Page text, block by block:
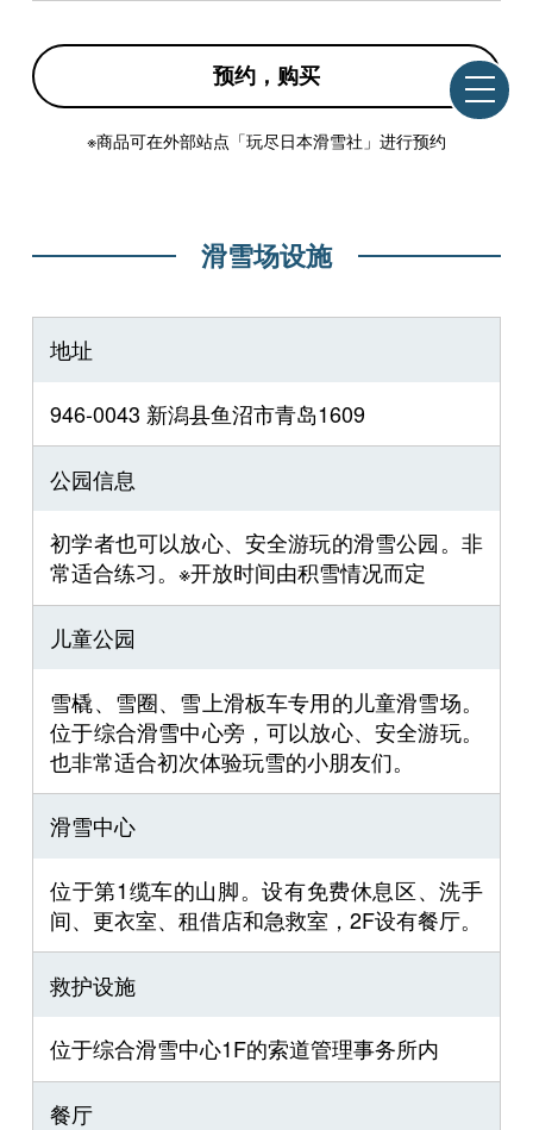
预约，购买
※商品可在外部站点「玩尽日本滑雪社」进行预约
滑雪场设施
地址
946-0043 新潟县鱼沼市⻘岛1609
公园信息
初学者也可以放心、安全游玩的滑雪公园。非
常适合练习。※开放时间由积雪情况而定
儿童公园
雪橇、雪圈、雪上滑板车专用的儿童滑雪场。
位于综合滑雪中心旁，可以放心、安全游玩。
也非常适合初次体验玩雪的小朋友们。
滑雪中心
位于第1缆车的山脚。设有免费休息区、洗手
间、更衣室、租借店和急救室，2F设有餐厅。
救护设施
位于综合滑雪中心1F的索道管理事务所内
餐厅